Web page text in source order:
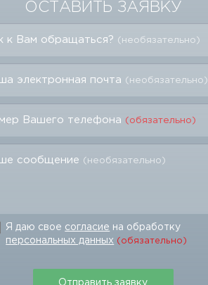
ОСТАВИТЬ ЗАЯВКУ
к Вам обращаться? (необязательно)
электронная почта (необязательно)
Вашего телефона (обязательно)
сообщение (необязательно)
Я даю свое согласие на обработку
персональных данных (обязательно)